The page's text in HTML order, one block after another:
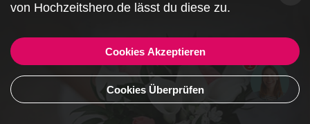
von Hochzeitshero.de lässt du diese zu.
Cookies Akzeptieren
Cookies Überprüfen
1